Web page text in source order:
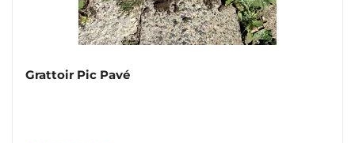
Grattoir Pic Pavé